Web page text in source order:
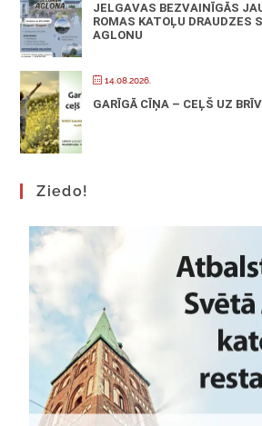
JELGAVAS BEZVAINĪGĀS
ROMAS KATOĻU DRAUDZES
AGLONU
14.08.2026.
GARĪGĀ CĪŅA – CEĻŠ UZ
Ziedo!